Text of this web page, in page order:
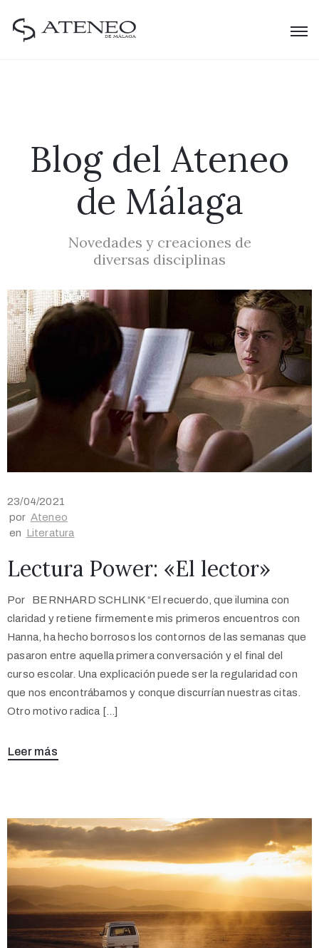
Blog del Ateneo
de Málaga
Novedades y creaciones de
diversas disciplinas
23/04/2021
por Ateneo
en Literatura
Lectura Power: «El lector»
Por BERNHARD SCHLINK “El recuerdo, que ilumina con
claridad y retiene firmemente mis primeros encuentros con
Hanna, ha hecho borrosos los contornos de las semanas que
pasaron entre aquella primera conversación y el final del
curso escolar. Una explicación puede ser la regularidad con
que nos encontrábamos y conque discurrían nuestras citas.
Otro motivo radica […]
Leer más